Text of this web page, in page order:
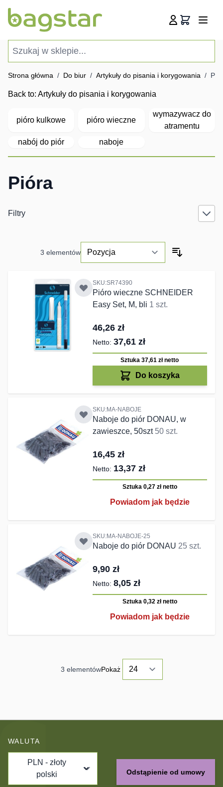
Koszyk
Strona główna / Do biur / Artykuły do pisania i korygowania /
Back to: Artykuły do pisania i korygowania
pióro kulkowe pióro wieczne
wymazywacz do
atramentu
nabój do piór
naboje
Pióra
Filtry
3 elementów
SKU:SR74390
Pióro wieczne SCHNEIDER
Easy Set, M, bli 1 szt.
46,26 zł
37,61 zł
Sztuka 37,61 złnetto
Do koszyka
SKU:MA-NABOJE
Naboje do piór DONAU, w
zawieszce, 50szt 50 szt.
16,45 zł
13,37 zł
Sztuka 0,27 złnetto
Powiadom jak będzie
SKU:MA-NABOJE-25
Naboje do piór DONAU 25 szt.
9,90 zł
8,05 zł
Sztuka 0,32 złnetto
Powiadom jak będzie
3 elementówPokaż
WALUTA
PLN - złoty
polski
Odstąpienie od umowy